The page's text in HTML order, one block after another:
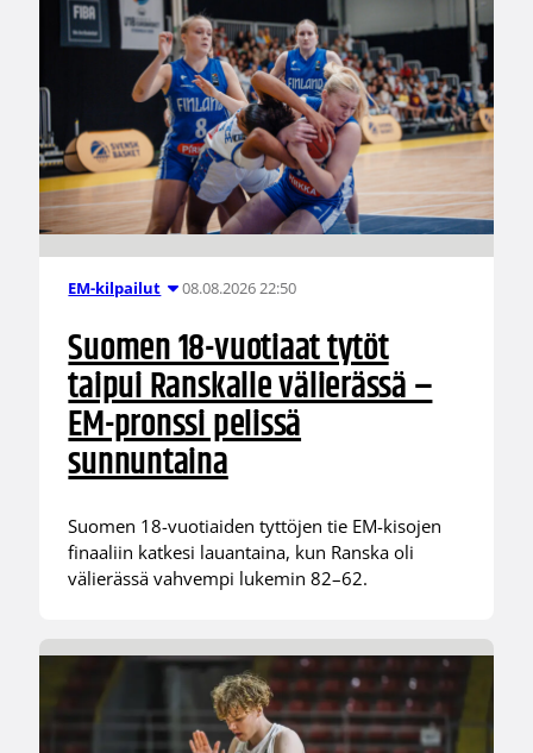
EM-kilpailut 08.08.2026 22:50
Suomen 18-vuotiaat tytöt
taipui Ranskalle välierässä –
EM-pronssi pelissä
sunnuntaina
Suomen 18-vuotiaiden tyttöjen tie EM-kisojen
finaaliin katkesi lauantaina, kun Ranska oli
välierässä vahvempi lukemin 82–62.